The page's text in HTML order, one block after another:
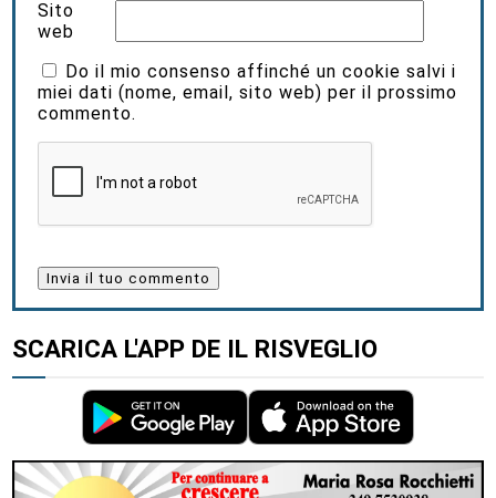
Sito
web
Do il mio consenso affinché un cookie salvi i
miei dati (nome, email, sito web) per il prossimo
commento.
SCARICA L'APP DE IL RISVEGLIO